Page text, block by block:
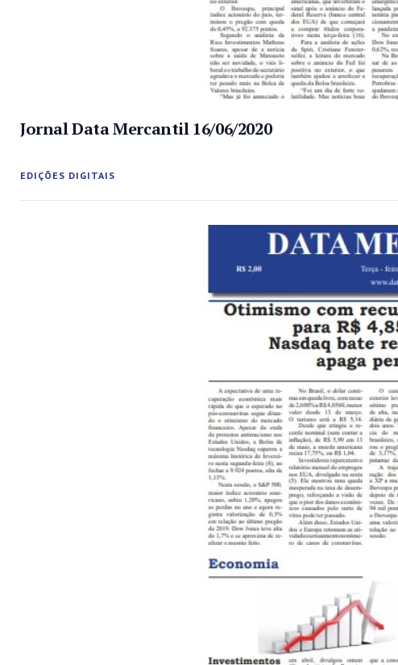
Jornal Data Mercantil 16/06/2020
EDIÇÕES DIGITAIS